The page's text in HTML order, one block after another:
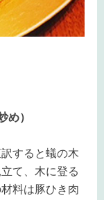
め）
すると蟻の木
て、木に登る
料は豚ひき肉